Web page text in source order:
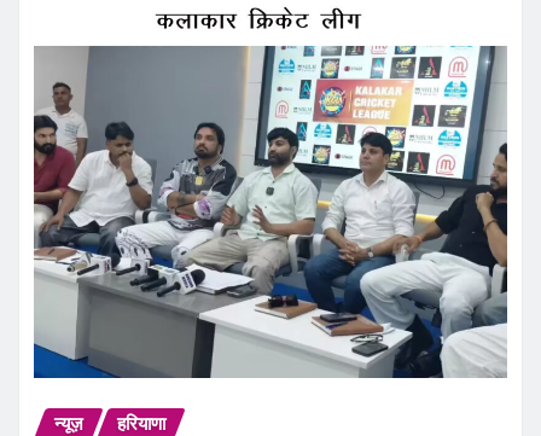
न्यूज़ हरियाणा